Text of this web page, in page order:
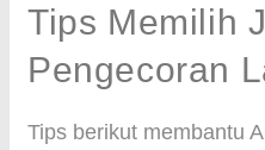
Tips Memilih
Pengecoran
Tips berikut membantu